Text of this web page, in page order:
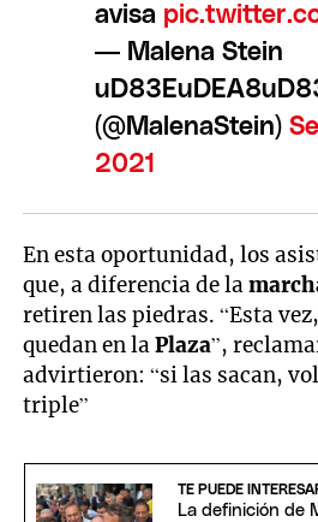
avisa
— Malena Stein
(@MalenaStein)
2021
En esta oportunidad, los
que, a diferencia de la
retiren las piedras. “Esta
quedan en laPlaza”,
advirtieron: “si las sacan,
triple”
TE PUEDE
La definición de